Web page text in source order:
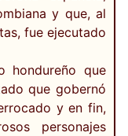
y que, al
fue ejecutado
hondureño que
que gobernó
y en fin,
personajes